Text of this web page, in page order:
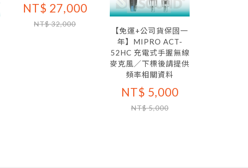
NT$ 27,000
NT$ 32,000
【免運+公司貨保固一
年】MIPRO ACT-
52HC 充電式手握無線
麥克風／下標後請提供
頻率相關資料
NT$ 5,000
NT$ 5,000